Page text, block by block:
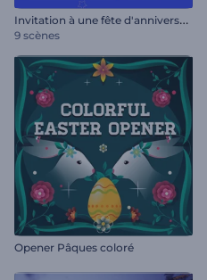
I
nvitation à une fête d'anniversaire
9 scènes
Opener Pâques coloré